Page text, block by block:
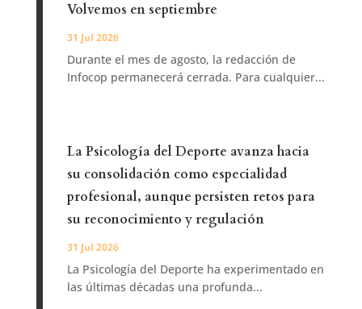
Volvemos en septiembre
31 Jul 2026
Durante el mes de agosto, la redacción de
Infocop permanecerá cerrada. Para cualquier...
La Psicología del Deporte avanza hacia
su consolidación como especialidad
profesional, aunque persisten retos para
su reconocimiento y regulación
31 Jul 2026
La Psicología del Deporte ha experimentado en
las últimas décadas una profunda...